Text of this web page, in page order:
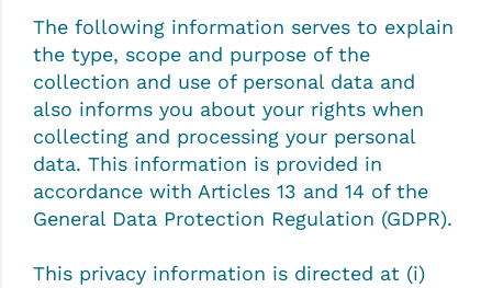
The following information serves to explain
the type, scope and purpose of the
collection and use of personal data and
also informs you about your rights when
collecting and processing your personal
data. This information is provided in
accordance with Articles 13 and 14 of the
General Data Protection Regulation (GDPR).
This privacy information is directed at (i)